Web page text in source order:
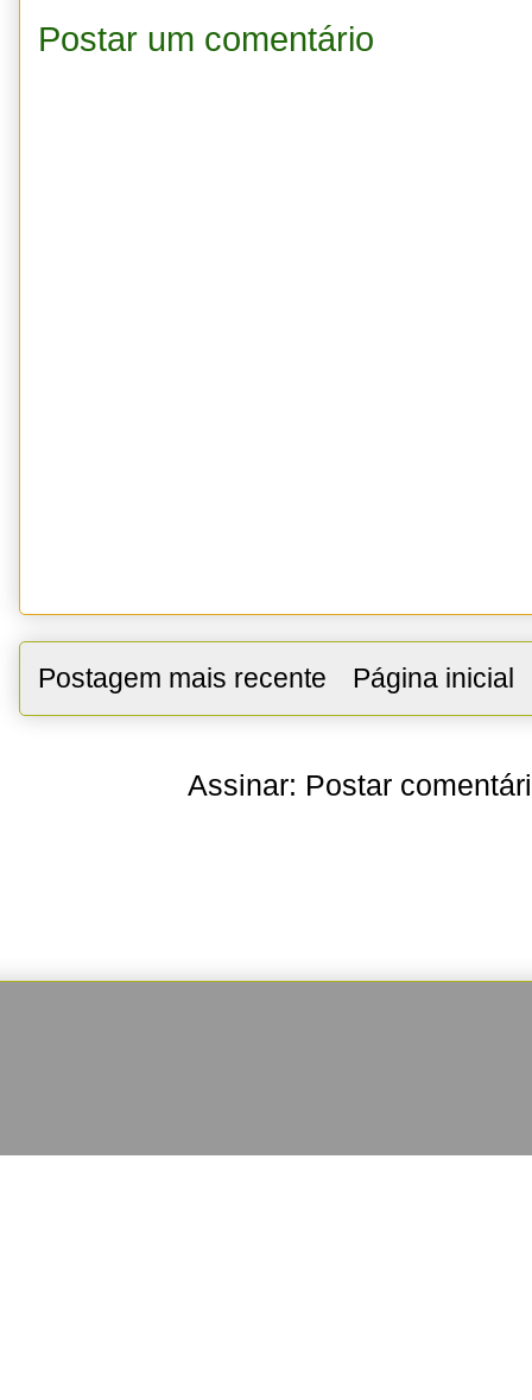
Postar um comentário
Postagem mais recente Página inicial
Assinar: Postar